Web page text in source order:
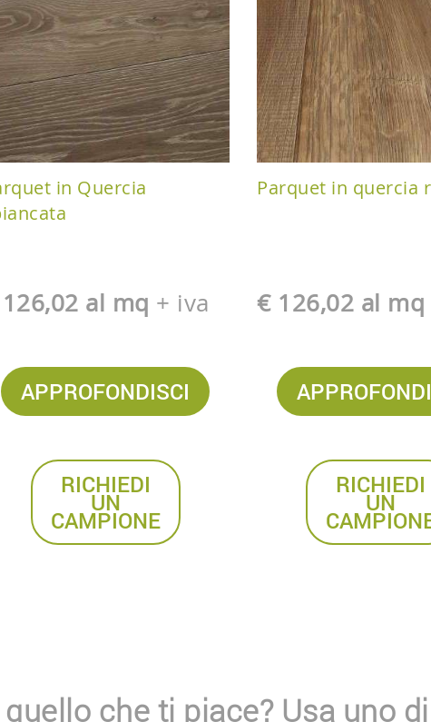
in Quercia
al mq + iva
APPROFONDISCI
RICHIEDI
UN
CAMPIONE
Parquet in quercia
€ 126,02 al mq
RICHIEDI
UN
che ti piace? Usa uno